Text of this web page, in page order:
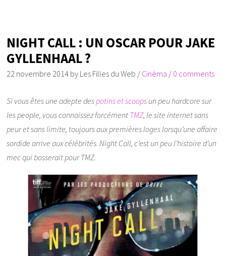
NIGHT CALL : UN OSCAR POUR JAKE
GYLLENHAAL ?
22 novembre 2014 by Les Filles du Web / Cinéma / 0 comments
Si vous êtes une adepte despotins et scoops un peu hardcore sur
les people, vous connaissez forcément TMZ, le site internet sans
peur et sans limite, toujours aux premières loges lorsqu’une affaire
sordide arrive aux célébrités. Night Call, c’est un peu l’histoire d’un
mec qui bosserait pour TMZ.